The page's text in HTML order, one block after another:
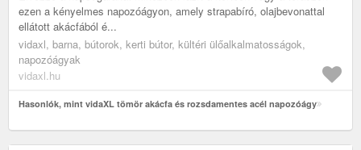
ezen a kényelmes napozóágyon, amely strapabíró, olajbevonattal
ellátott akácfából é...
vidaxl, barna, bútorok, kerti bútor, kültéri ülőalkalmatosságok,
napozóágyak
vidaxl.hu
Hasonlók, mint vidaXL tömör akácfa és rozsdamentes acél napozóágy